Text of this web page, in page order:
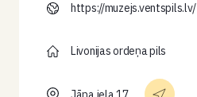
https://muzejs.ventspils.lv/
Livonijas ordeņa pils